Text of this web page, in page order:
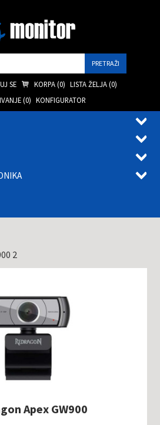
SE KORPA (0) LISTA ŽELJA (0)
(0) KONFIGURATOR
2
Apex GW900